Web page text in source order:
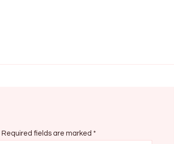
Required fields are marked *